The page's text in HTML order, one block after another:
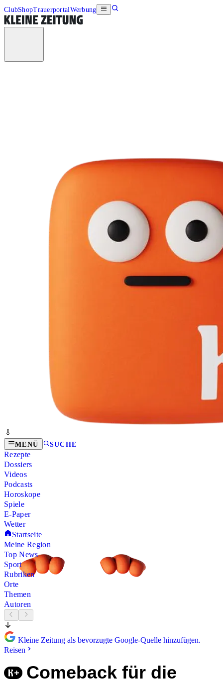
ClubShopTrauerportalWerbung
MENÜ SUCHE
Rezepte
Dossiers
Videos
Podcasts
Horoskope
Spiele
E-Paper
Wetter
Startseite
Meine Region
Top News
Sport
Rubriken
Orte
Themen
Autoren
Kleine Zeitung als bevorzugte Google-Quelle hinzufügen.
Reisen
Comeback für die